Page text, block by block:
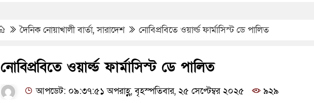
দৈনিক নোয়াখালী বার্তা,সারাদেশ নোবিপ্রবিতে ওয়ার্ল্ড ফার্মাসিস্ট ডে পালিত
নোবিপ্রবিতে ওয়ার্ল্ড ফার্মাসিস্ট ডে পালিত
আপডেট: ০৯:৩৭:৫১ অপরাহ্ণ, বৃহস্পতিবার, ২৫ সেপ্টেম্বর ২০২৫ ৯২৯